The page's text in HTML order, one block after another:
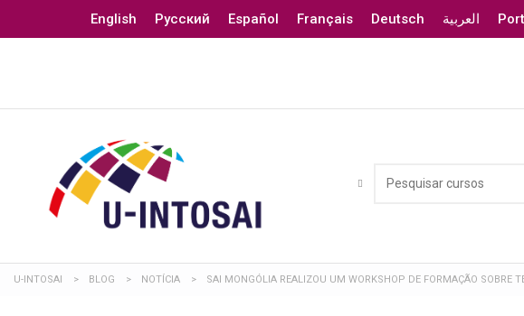
English Русский Español Français Deutsch العربية
U-INTOSAI > BLOG > NOTÍCIA > SAI MONGÓLIA REALIZOU UM WORKSHOP DE FORMAÇÃO SOBRE